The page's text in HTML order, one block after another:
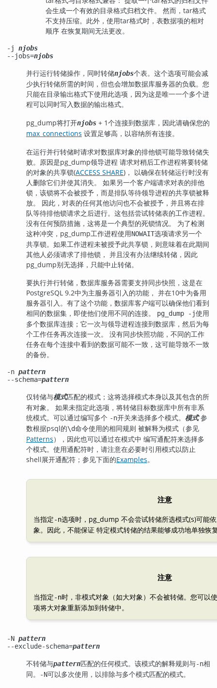
会生成一个有效的目录格式归档文件。 然而，tar格式
不支持压缩。此外，使用tar格式时，表数据项的相对
顺序 在恢复期间无法更改。
-j njobs
--jobs=njobs
并行运行转储操作，同时转储njobs个表。这个选项可能会减
少执行转储所需的时间，但也会增加数据库服务器的负载。您
只能在目录输出格式下使用此选项，因为这是唯一一个多个进
程可以同时写入数据的输出格式。
pg_dump将打开njobs + 1个连接到数据库，因此请确保您的
max_connections 设置足够高，以容纳所有连接。
在运行并行转储时请求对数据库对象的排他锁可能导致转储失
败。原因是pg_dump领导进程 请求对稍后工作进程将要转储
的对象的共享锁(ACCESS SHARE)， 以确保在转储运行时没有
人删除它们并使其消失。 如果另一个客户端请求对表的排他
锁，该锁将不会被授予，而是排队等待领导进程的共享锁被释
放。 因此，对表的任何其他访问也不会被授予，并且将在排
队等待排他锁请求之后进行。这包括尝试转储表的工作进程。
没有任何预防措施，这将是一个典型的死锁情况。 为了检测
这种冲突， pg_dump工作进程使用NOWAIT选项请求另一个
共享锁。如果工作进程未被授予此共享锁，则意味着在此期间
其他人必须请求了排他锁， 并且没有办法继续转储，因此
pg_dump别无选择，只能中止转储。
要执行并行转储，数据库服务器需要支持同步快照，这是在
PostgreSQL 9.2中为主服务器引入的功能， 并在10中为备用
服务器引入。有了这个功能，数据库客户端可以确保他们看到
相同的数据集，即使他们使用不同的连接。
pg_dump -j使用
多个数据库连接；它一次与领导进程连接到数据库，然后为每
个工作任务再次连接一次。 没有同步快照功能，不同的工作
任务在每个连接中看到的数据可能不一致，这可能导致不一致
的备份。
-n pattern
--schema=pattern
仅转储与模式匹配的模式；这将选择模式本身以及其包含的所
有对象。 如果未指定此选项，将转储目标数据库中所有非系
统模式。可以通过编写多个 -n开关来选择多个模式。 模式参
数根据psql的\d命令使用的相同规则 被解释为模式（参见
Patterns），因此也可以通过在模式中 编写通配符来选择多
个模式。使用通配符时，请注意在必要时引用模式以防止
shell展开通配符；参见下面的Examples。
注意
当指定-n选项时， pg_dump 不会尝试转储所选模式(s)可能
象。因此，不能保证 特定模式转储的结果能够成功地单独恢
注意
当指定-n时，非模式对象（如大对象）不会被转储。您可以
项将大对象重新添加到转储中。
-N pattern
--exclude-schema=pattern
不转储与pattern匹配的任何模式。该模式的解释规则与-n相
同。
-N可以多次使用，以排除与多个模式匹配的模式。